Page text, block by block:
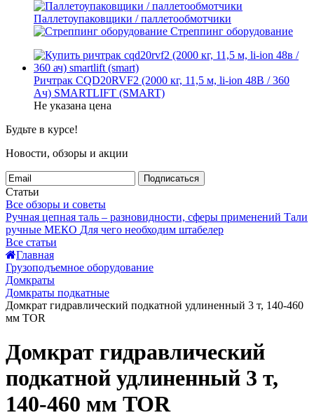
Паллетоупаковщики / паллетообмотчики
Стреппинг оборудование
Ричтрак CQD20RVF2 (2000 кг, 11,5 м, li-ion 48В / 360
Ач) SMARTLIFT (SMART)
Не указана цена
Будьте в курсе!
Новости, обзоры и акции
Подписаться
Статьи
Все обзоры и советы
Ручная цепная таль – разновидности, сферы применений Тали
ручные МЕКО Для чего необходим штабелер
Все статьи
Главная
Грузоподъемное оборудование
Домкраты
Домкраты подкатные
Домкрат гидравлический подкатной удлиненный 3 т, 140-460
мм TOR
Домкрат гидравлический
подкатной удлиненный 3 т,
140-460 мм TOR